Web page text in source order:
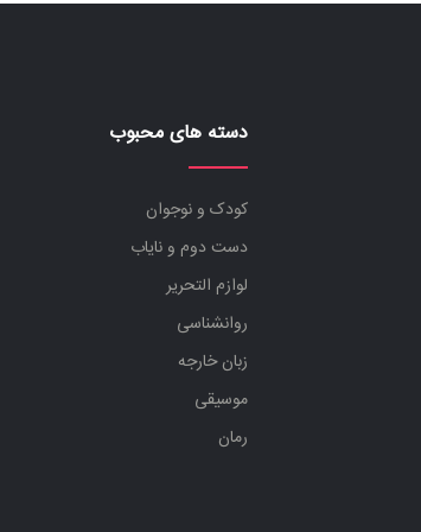
دسته های محبوب
کودک و نوجوان
دست دوم و نایاب
لوازم التحریر
روانشناسی
زبان خارجه
موسیقی
رمان